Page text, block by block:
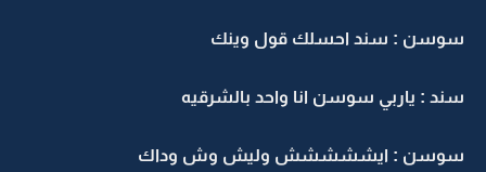
سوسن : سند احسلك قول وينك
سند : ياربي سوسن انا واحد بالشرقيه
سوسن : ايششششش وليش وش وداك